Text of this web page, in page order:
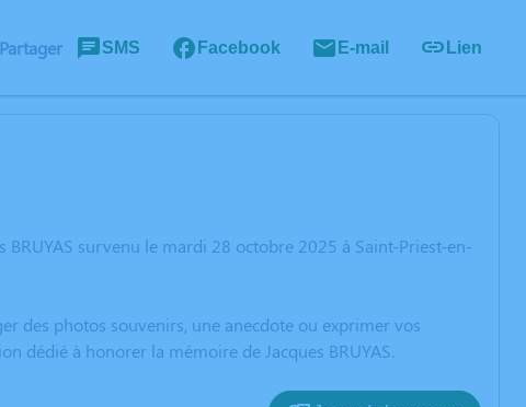
Partager SMS Facebook E-mail Lien
BRUYAS survenu le mardi 28 octobre 2025 à Saint-Priest-en-
des photos souvenirs, une anecdote ou exprimer vos
dédié à honorer la mémoire de Jacques BRUYAS.